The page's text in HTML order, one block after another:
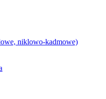
niklowo-kadmowe)